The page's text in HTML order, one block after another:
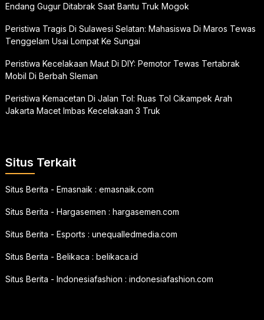
Endang Gugur Ditabrak Saat Bantu Truk Mogok
Peristiwa Tragis Di Sulawesi Selatan: Mahasiswa Di Maros Tewas
Tenggelam Usai Lompat Ke Sungai
Peristiwa Kecelakaan Maut Di DIY: Pemotor Tewas Tertabrak
Mobil Di Berbah Sleman
Peristiwa Kemacetan Di Jalan Tol: Ruas Tol Cikampek Arah
Jakarta Macet Imbas Kecelakaan 3 Truk
Situs Terkait
Situs Berita - Emasnaik : emasnaik.com
Situs Berita - Hargasemen : hargasemen.com
Situs Berita - Esports : unequalledmedia.com
Situs Berita - Belikaca : belikaca.id
Situs Berita - Indonesiafashion : indonesiafashion.com